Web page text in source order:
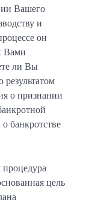
Вашего
и
он
Вами
ли Вы
о признании
банкротстве
цель